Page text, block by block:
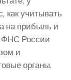
как учитывать
на прибыль и
ФНС России
и
органы.